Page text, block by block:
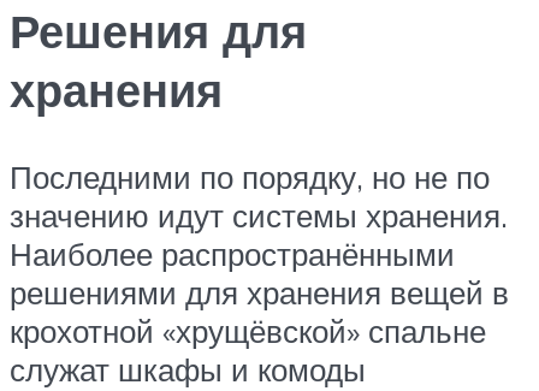
Решения для
хранения
Последними по порядку, но не по
значению идут системы хранения.
Наиболее распространёнными
решениями для хранения вещей в
крохотной «хрущёвской» спальне
служат шкафы и комоды